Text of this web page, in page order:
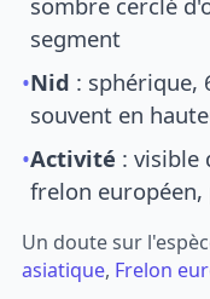
segment
•Nid : sphérique,
souvent en
•Activité : visible
frelon européen,
Un doute sur
asiatique, Frelon